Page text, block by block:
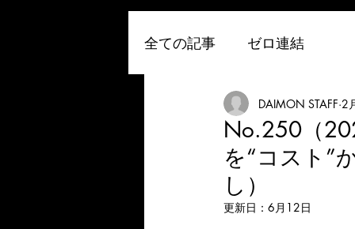
全ての記事 ゼロ連結
No.250（
を“コスト”
し）
DAIMON STAFF 2
更新日： 6月12日